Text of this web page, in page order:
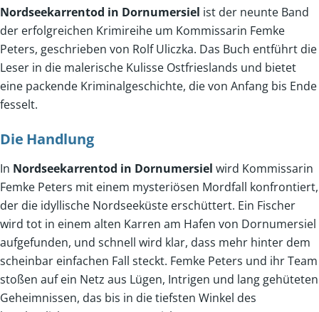
Nordseekarrentod in Dornumersiel ist der neunte Band
der erfolgreichen Krimireihe um Kommissarin Femke
Peters, geschrieben von Rolf Uliczka. Das Buch entführt die
Leser in die malerische Kulisse Ostfrieslands und bietet
eine packende Kriminalgeschichte, die von Anfang bis Ende
fesselt.
Die Handlung
In Nordseekarrentod in Dornumersiel wird Kommissarin
Femke Peters mit einem mysteriösen Mordfall konfrontiert,
der die idyllische Nordseeküste erschüttert. Ein Fischer
wird tot in einem alten Karren am Hafen von Dornumersiel
aufgefunden, und schnell wird klar, dass mehr hinter dem
scheinbar einfachen Fall steckt. Femke Peters und ihr Team
stoßen auf ein Netz aus Lügen, Intrigen und lang gehüteten
Geheimnissen, das bis in die tiefsten Winkel des